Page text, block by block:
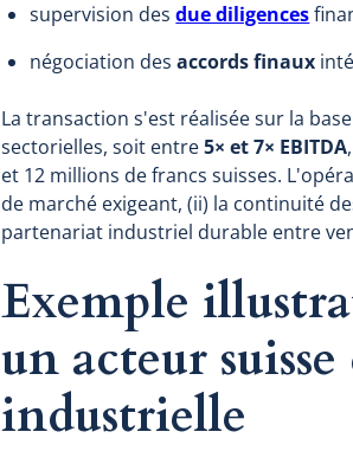
supervision desdue diligences
négociation desaccords finaux
La transaction s'est réalisée sur la
sectorielles, soit entre5× et 7× EBITDA
et 12 millions de francs suisses.
de marché exigeant, (ii) la continuité
partenariat industriel durable entre
Exemple
un acteur
industrielle